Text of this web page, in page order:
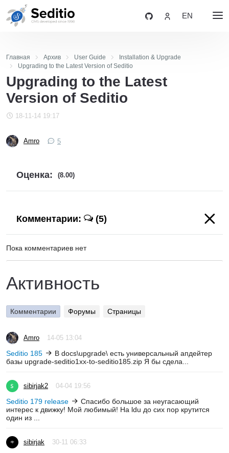
EN
Главная Архив User Guide
Installation & Upgrade
Upgrading to the Latest Version of Seditio
Upgrading to the Latest
Version of Seditio
18-11-14 19:17
Amro 5
Оценка: (8.00)
Комментарии: (5)
Пока комментариев нет
Активность
Комментарии Форумы Страницы
Amro 14-05 13:04
Seditio 185
В docs\upgrade\ есть универсальный апдейтер
базы upgrade-seditio1xx-to-seditio185.zip Я бы сдела...
sibirjak2 04-04 19:56
Seditio 179 release
Спасибо большое за неугасающий
интерес к движку! Мой любимый! На ldu до сих пор крутится
один из ...
sibirjak 30-11 06:33